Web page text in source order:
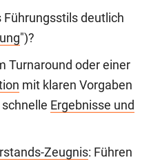
Führungsstils deutlich
")?
Turnaround oder einer
mit klaren Vorgaben
Ergebnisse und
Zeugnis: Führen